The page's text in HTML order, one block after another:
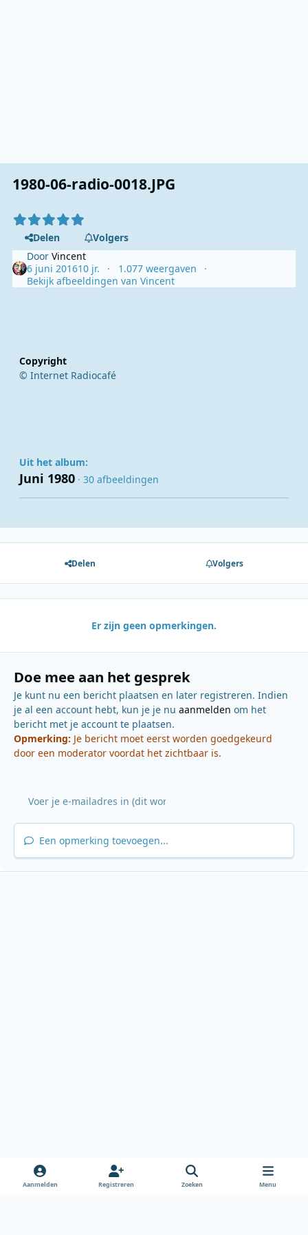
1980-06-radio-0018.JPG
Delen
Volgers
DoorVincent
6 juni 201610 jr.
1.077 weergaven
Bekijk afbeeldingen van Vincent
Copyright
© Internet Radiocafé
Uit het album:
Juni 1980 · 30 afbeeldingen
Delen Volgers
Er zijn geen opmerkingen.
Doe mee aan het gesprek
Je kunt nu een bericht plaatsen en later registreren. Indien
je al een account hebt, kun je je nu aanmelden om het
bericht met je account te plaatsen.
Opmerking: Je bericht moet eerst worden goedgekeurd
door een moderator voordat het zichtbaar is.
Een opmerking toevoegen...
Aanmelden Registreren Zoeken Menu